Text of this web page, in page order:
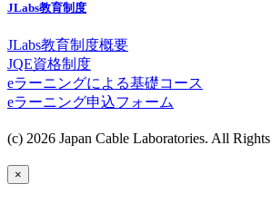
JLabs教育制度
JLabs教育制度概要
JQE資格制度
eラーニングによる基礎コース
eラーニング申込フォーム
(c) 2026 Japan Cable Laboratories. All Rights
×